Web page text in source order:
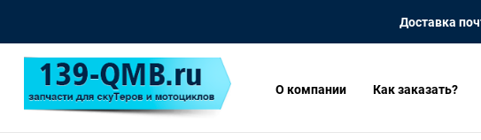
Доставка
О компании Как заказать?